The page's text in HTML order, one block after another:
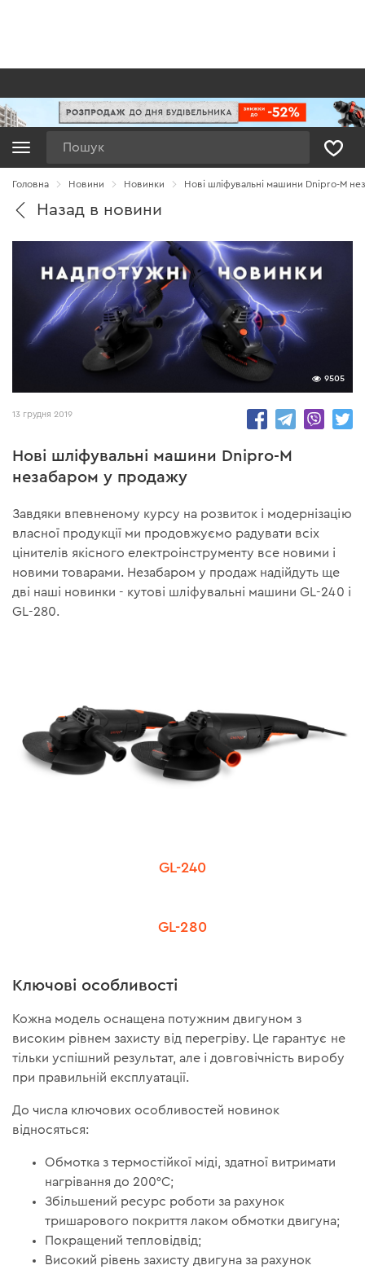
Головна Новини Новинки Нові шліфувальні машини Dnipro-M
Назад в новини
9505
13 грудня 2019
Нові шліфувальні машини Dnipro-M
незабаром у продажу
Завдяки впевненому курсу на розвиток і модернізацію
власної продукції ми продовжуємо радувати всіх
цінителів якісного електроінструменту все новими і
новими товарами. Незабаром у продаж надійдуть ще
дві наші новинки - кутові шліфувальні машини GL-240 і
GL-280.
GL-240
GL-280
Ключові особливості
Кожна модель оснащена потужним двигуном з
високим рівнем захисту від перегріву. Це гарантує не
тільки успішний результат, але і довговічність виробу
при правильній експлуатації.
До числа ключових особливостей новинок
відносяться:
Обмотка з термостійкої міді, здатної витримати
нагрівання до 200°С;
Збільшений ресурс роботи за рахунок
тришарового покриття лаком обмотки двигуна;
Покращений тепловідвід;
Високий рівень захисту двигуна за рахунок